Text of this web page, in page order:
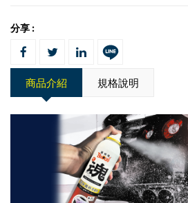
分享 :
商品介紹 規格說明